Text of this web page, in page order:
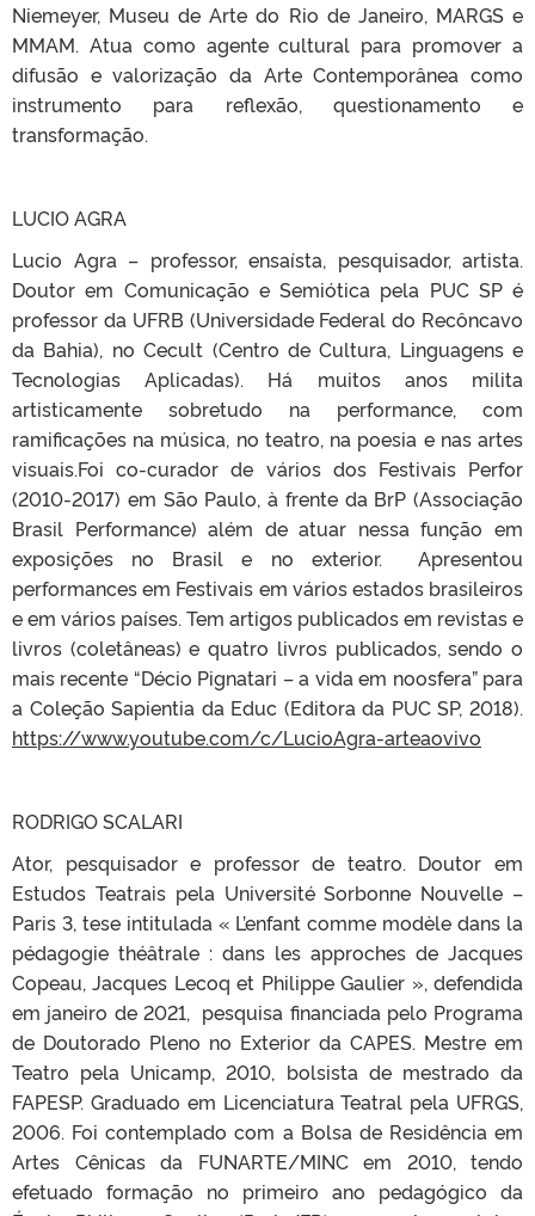
Niemeyer, Museu de Arte do Rio de Janeiro, MARGS e
MMAM. Atua como agente cultural para promover a
difusão e valorização da Arte Contemporânea como
instrumento para reflexão, questionamento e
transformação.
LUCIO AGRA
Lucio Agra – professor, ensaísta, pesquisador, artista.
Doutor em Comunicação e Semiótica pela PUC SP é
professor da UFRB (Universidade Federal do Recôncavo
da Bahia), no Cecult (Centro de Cultura, Linguagens e
Tecnologias Aplicadas). Há muitos anos milita
artisticamente sobretudo na performance, com
ramificações na música, no teatro, na poesia e nas artes
visuais.Foi co-curador de vários dos Festivais Perfor
(2010-2017) em São Paulo, à frente da BrP (Associação
Brasil Performance) além de atuar nessa função em
exposições no Brasil e no exterior. Apresentou
performances em Festivais em vários estados brasileiros
e em vários países. Tem artigos publicados em revistas e
livros (coletâneas) e quatro livros publicados, sendo o
mais recente “Décio Pignatari – a vida em noosfera” para
a Coleção Sapientia da Educ (Editora da PUC SP, 2018).
https://www.youtube.com/c/LucioAgra-arteaovivo
RODRIGO SCALARI
Ator, pesquisador e professor de teatro. Doutor em
Estudos Teatrais pela Université Sorbonne Nouvelle –
Paris 3, tese intitulada « L’enfant comme modèle dans la
pédagogie théâtrale : dans les approches de Jacques
Copeau, Jacques Lecoq et Philippe Gaulier », defendida
em janeiro de 2021, pesquisa financiada pelo Programa
de Doutorado Pleno no Exterior da CAPES. Mestre em
Teatro pela Unicamp, 2010, bolsista de mestrado da
FAPESP. Graduado em Licenciatura Teatral pela UFRGS,
2006. Foi contemplado com a Bolsa de Residência em
Artes Cênicas da FUNARTE/MINC em 2010, tendo
efetuado formação no primeiro ano pedagógico da